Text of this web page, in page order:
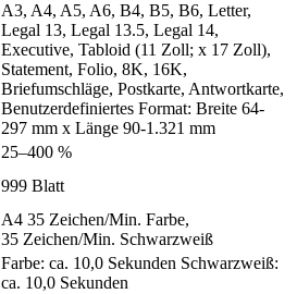
A3, A4, A5, A6, B4, B5, B6, Letter,
Legal 13, Legal 13.5, Legal 14,
Executive, Tabloid (11 Zoll; x 17 Zoll),
Statement, Folio, 8K, 16K,
Briefumschläge, Postkarte, Antwortkarte,
Benutzerdefiniertes Format: Breite 64-
297 mm x Länge 90-1.321 mm
25–400 %
999 Blatt
A4 35 Zeichen/Min. Farbe,
35 Zeichen/Min. Schwarzweiß
Farbe: ca. 10,0 Sekunden Schwarzweiß:
ca. 10,0 Sekunden